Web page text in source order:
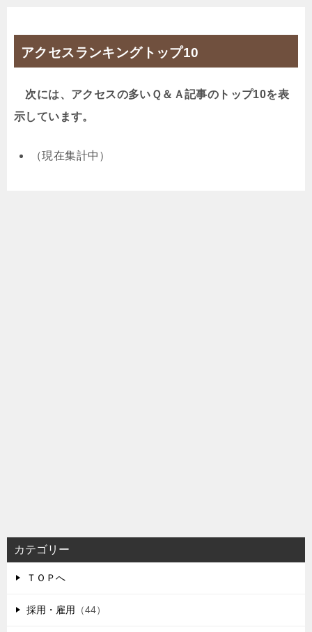
アクセスランキングトップ10
次には、アクセスの多いＱ＆Ａ記事のトップ10を表
示しています。
（現在集計中）
カテゴリー
ＴＯＰへ
採用・雇用 （44）